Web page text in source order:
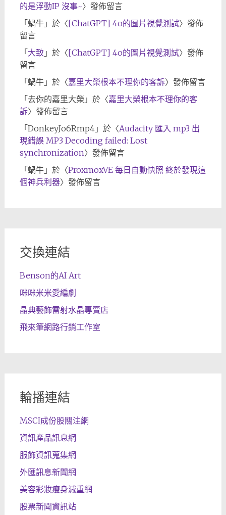
的是浮動IP 沒事~〉發佈留言
「蝸牛」於〈[ChatGPT] 4o的圖片視覺測試〉發佈
留言
「大致 」於〈[ChatGPT] 4o的圖片視覺測試〉發佈
留言
「蝸牛」於〈嘉里大榮根本不理你的客訴〉發佈留言
「去你的嘉里大榮 」於〈嘉里大榮根本不理你的客
訴〉發佈留言
「DonkeyJo6Rmp4」於〈Audacity 匯入 mp3 出
現錯誤 MP3 Decoding failed: Lost
synchronization〉發佈留言
「蝸牛」於〈ProxmoxVE 每日自動快照 終於發現這
個神兵利器〉發佈留言
交換連結
Benson的AI Art
咪咪米米愛編劇
晶典藝飾雷射水晶專賣店
飛來筆網路行銷工作室
輪播連結
MSCI成份股關注網
資訊產品訊息網
服飾資訊蒐集網
外匯訊息新聞網
美容彩妝瘦身減重網
股票新聞資訊站